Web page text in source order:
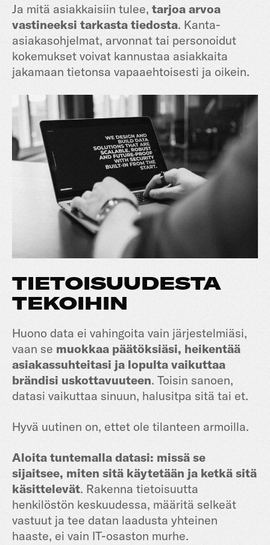
Ja mitä asiakkaisiin tulee, tarjoa arvoa
vastineeksi tarkasta tiedosta. Kanta-
asiakasohjelmat, arvonnat tai personoidut
kokemukset voivat kannustaa asiakkaita
jakamaan tietonsa vapaaehtoisesti ja oikein.
TIETOISUUDESTA
TEKOIHIN
Huono data ei vahingoita vain järjestelmiäsi,
vaan se muokkaa päätöksiäsi, heikentää
asiakassuhteitasi ja lopulta vaikuttaa
brändisi uskottavuuteen. Toisin sanoen,
datasi vaikuttaa sinuun, halusitpa sitä tai et.
Hyvä uutinen on, ettet ole tilanteen armoilla.
Aloita tuntemalla datasi: missä se
sijaitsee, miten sitä käytetään ja ketkä sitä
käsittelevät. Rakenna tietoisuutta
henkilöstön keskuudessa, määritä selkeät
vastuut ja tee datan laadusta yhteinen
haaste, ei vain IT-osaston murhe.